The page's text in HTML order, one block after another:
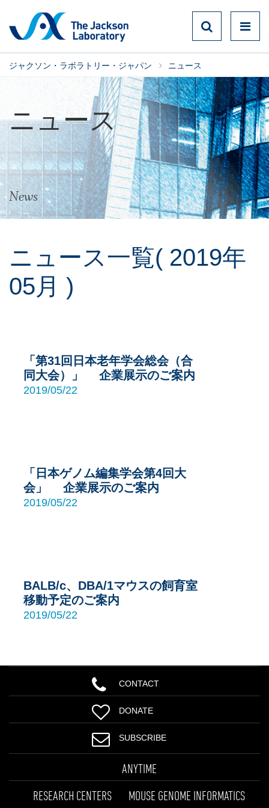
ジャクソン・ラボラトリー・ジャパン ニュース
ニュース
News
ニュース一覧( 2019年
05月 )
「第31回日本老年学会総会（合
同大会）」 企業展示のご案内
2019/05/22
「日本ゲノム編集学会第4回大
会」 企業展示のご案内
2019/05/22
BALB/c、DBA/1マウスの飼育室
移動予定のご案内
2019/05/22
CONTACT
DONATE
SUBSCRIBE
ANYTIME
RESEARCH CENTERS
MOUSE GENOME INFORMATICS